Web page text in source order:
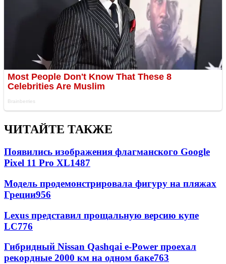
ЧИТАЙТЕ ТАКЖЕ
Появились изображения флагманского Google
Pixel 11 Pro XL1487
Модель продемонстрировала фигуру на пляжах
Греции956
Lexus представил прощальную версию купе
LC776
Гибридный Nissan Qashqai e-Power проехал
рекордные 2000 км на одном баке763